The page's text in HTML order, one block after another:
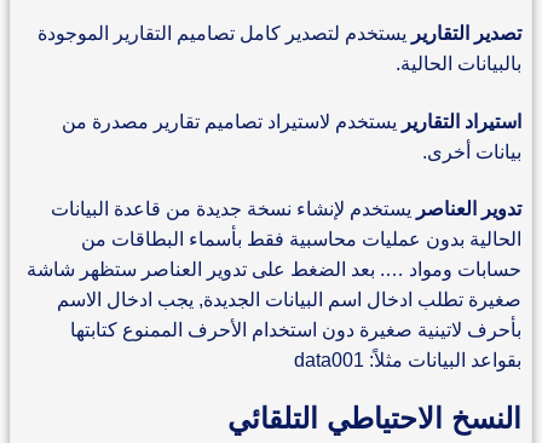
تصدير التقارير يستخدم لتصدير كامل تصاميم التقارير الموجودة
بالبيانات الحالية.
استيراد التقارير يستخدم لاستيراد تصاميم تقارير مصدرة من
بيانات أخرى.
تدوير العناصر يستخدم لإنشاء نسخة جديدة من قاعدة البيانات
الحالية بدون عمليات محاسبية فقط بأسماء البطاقات من
حسابات ومواد …. بعد الضغط على تدوير العناصر ستظهر شاشة
صغيرة تطلب ادخال اسم البيانات الجديدة, يجب ادخال الاسم
بأحرف لاتينية صغيرة دون استخدام الأحرف الممنوع كتابتها
بقواعد البيانات مثلاً: data001
النسخ الاحتياطي التلقائي